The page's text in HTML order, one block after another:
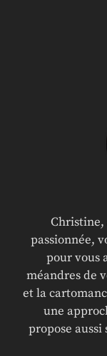
Christine,
passionnée,
pour vous
méandres de
et la
une
propose